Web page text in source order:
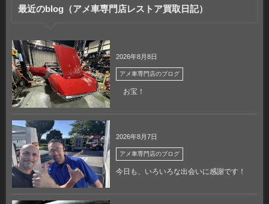
最近のblog（アメ車専門店レストア買取日記）
2026年8月8日
アメ車専門店のブログ
お宝！
2026年8月7日
アメ車専門店のブログ
今日も、いろいろな出会いに感謝です！